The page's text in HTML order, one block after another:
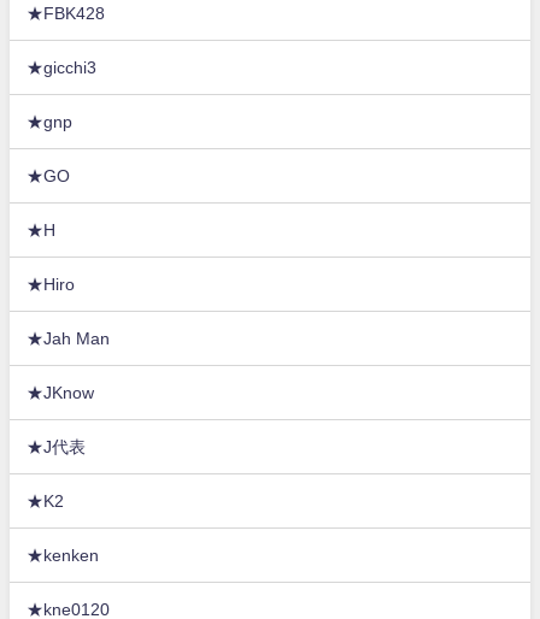
★FBK428
★gicchi3
★gnp
★GO
★H
★Hiro
★Jah Man
★JKnow
★J代表
★K2
★kenken
★kne0120